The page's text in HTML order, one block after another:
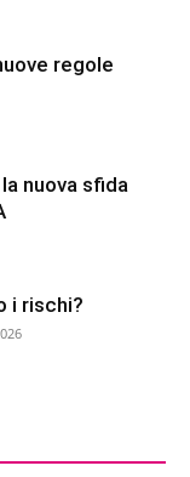
regole
nuova sfida
i rischi?